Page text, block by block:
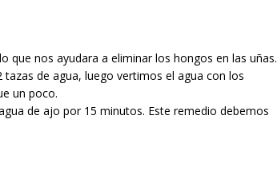
que nos ayudara a eliminar los hongos en las uñas.
de agua, luego vertimos el agua con los
un poco.
de ajo por 15 minutos. Este remedio debemos